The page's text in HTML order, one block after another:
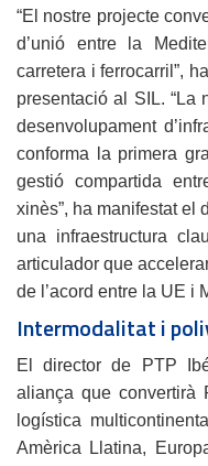
“El nostre projecte
d’unió entre la
carretera i ferrocarril”,
presentació al SIL. “La
desenvolupament
conforma la primera
gestió compartida
xinès”, ha manifestat el
una infraestructura
articulador que
de l’acord entre la UE i
Intermodalitat i
El director de PTP
aliança que convertirà
logística
Amèrica Llatina,